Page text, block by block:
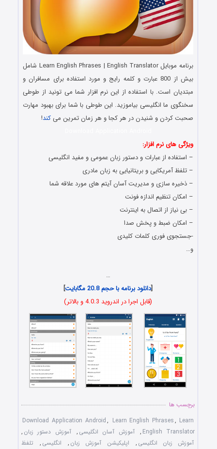
‏برنامه موبایل Learn English Phrases | English Translator شامل
بیش از 800 عبارت و کلمه رایج و مورد استفاده برای مسافران و
مبتدیان است. با استفاده از این نرم افزار شما می تونید از طوطی
سخنگوی ما انگلیسی بیاموزید. این طوطی با شما برای بهبود مهارت
صحبت کردن و شنیدن در هر کجا و هر زمان تمرین میکند!
ویژگی های نرم افزار:
– استفاده از عبارات و دستور زبان عمومی و مفید انگلیسی
– تلفظ آمریکایی و بریتانیایی به زبان مادری
– ذخیره سازی و مدیریت آسان آیتم های مورد علاقه شما
– امکان تنظیم اندازه فونت
– بی نیاز از اتصال به اینترنت
– امکان ضبط و پخش صدا
-جستجوی فوری کلمات کلیدی
و…
…
[دانلود برنامه با حجم 20.8 مگابایت
]
(قابل اجرا در اندروید 4.0.3 و بالاتر)
برچسب ها
Download Application Android, Learn English Phrases, Learn
English Translator
, آموزش آسان انگلیسی , آموزش دستور زبان ,
آموزش زبان انگلیسی , اپلیکیشن آموزش زبان , انگلیسی ,
تلفظ